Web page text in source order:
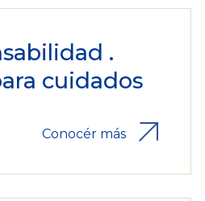
.
cuidados
Conocér más